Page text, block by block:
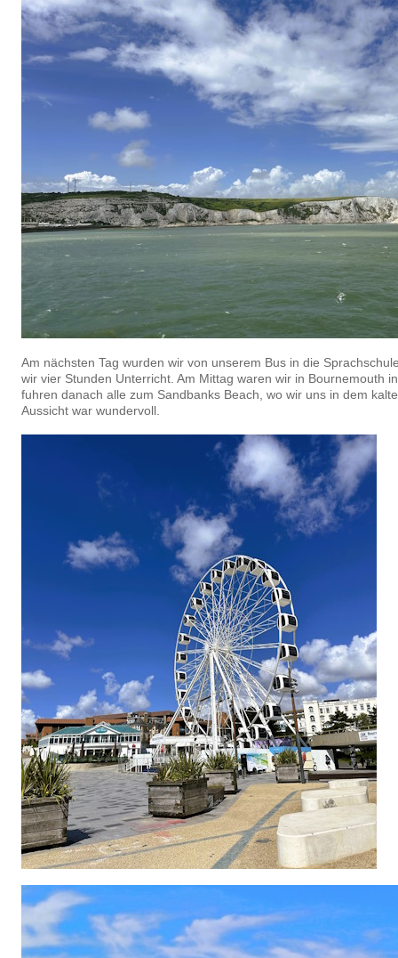
Am nächsten Tag wurden wir von unserem Bus in die
wir vier Stunden Unterricht. Am Mittag waren wir in Bournemouth
fuhren danach alle zum Sandbanks Beach, wo wir uns in dem
Aussicht war wundervoll.